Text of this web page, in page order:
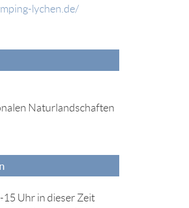
lychen.de/
Naturlandschaften
Uhr in dieser Zeit